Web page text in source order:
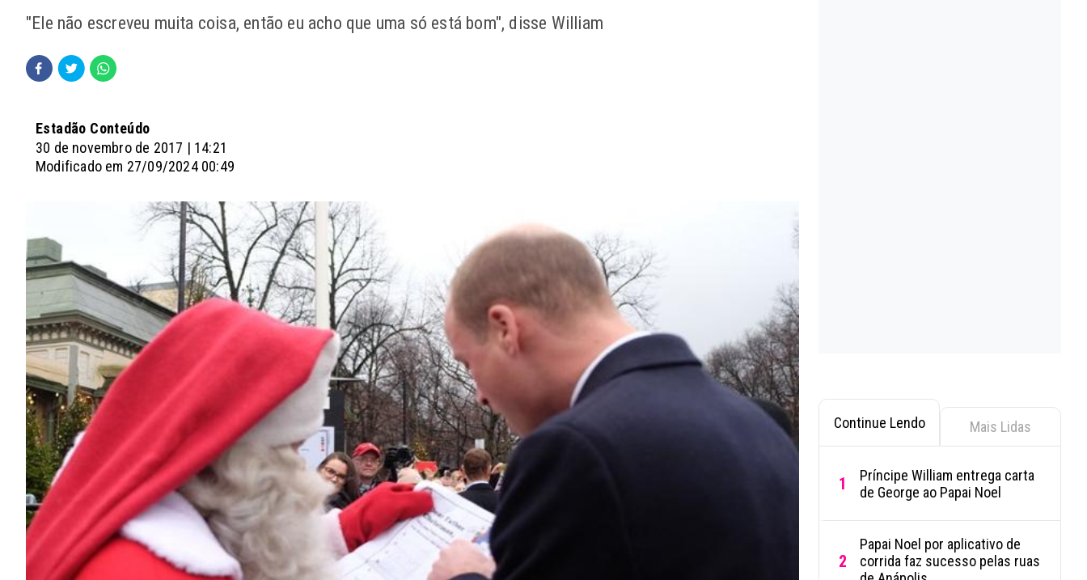
"Ele não escreveu muita coisa, então eu acho que uma só está bom", disse William
Estadão Conteúdo
30 de novembro de 2017 | 14:21
Modificado em 27/09/2024 00:49
Continue Lendo Mais Lidas
1
Príncipe William entrega carta
de George ao Papai Noel
2
Papai Noel por aplicativo de
corrida faz sucesso pelas ruas